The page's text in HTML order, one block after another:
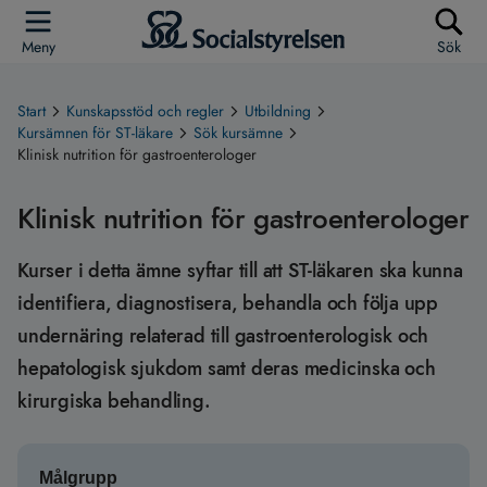
Meny Sök
Start Kunskapsstöd och regler
Utbildning
Kursämnen för ST-läkare
Sök kursämne
Klinisk nutrition för gastroenterologer
Klinisk nutrition för gastroenterologer
Kurser i detta ämne syftar till att ST-läkaren ska kunna
identifiera, diagnostisera, behandla och följa upp
undernäring relaterad till gastroenterologisk och
hepatologisk sjukdom samt deras medicinska och
kirurgiska behandling.
Målgrupp